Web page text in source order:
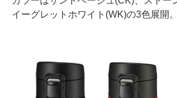
イーグレットホワイト(WK)の3色展開。